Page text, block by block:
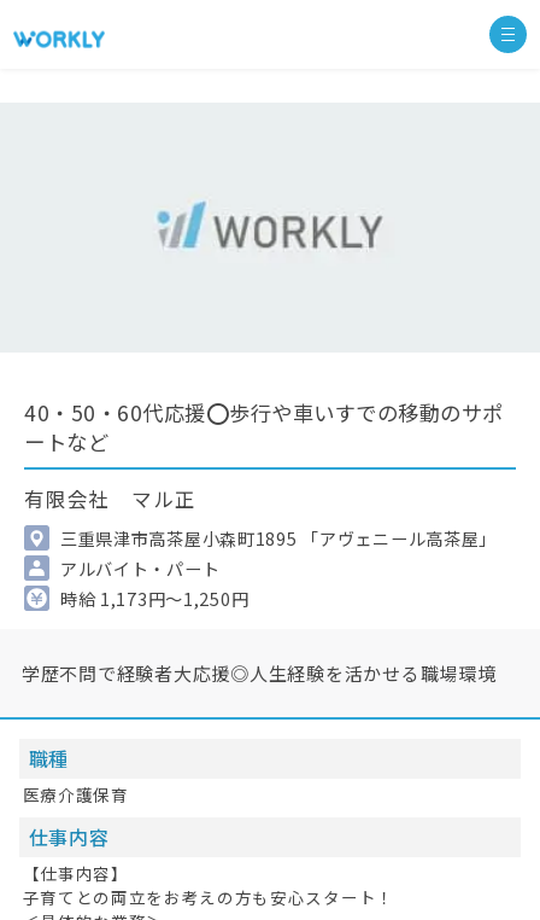
40・50・60代応援⭕歩行や車いすでの移動のサポ
ートなど
有限会社 マル正
三重県津市高茶屋小森町1895 「アヴェニール高茶屋」
アルバイト・パート
時給 1,173円～1,250円
学歴不問で経験者大応援◎人生経験を活かせる職場環境
職種
医療介護保育
仕事内容
【仕事内容】
子育てとの両立をお考えの方も安心スタート！